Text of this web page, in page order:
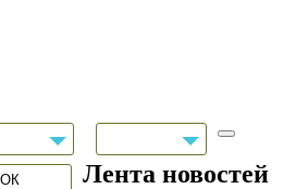
Лента новостей